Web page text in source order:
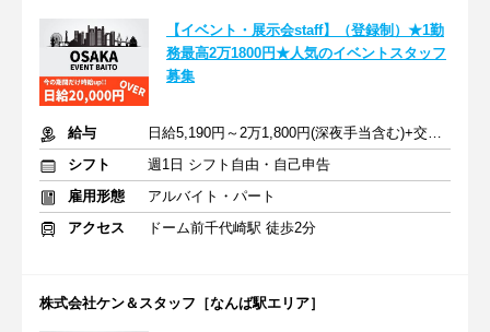
【イベント・展示会staff】（登録制）★1勤
務最高2万1800円★人気のイベントスタッフ
募集
給与
日給5,190円～2万1,800円(深夜手当含む)+交通費支給
シフト
週1日 シフト自由・自己申告
雇用形態
アルバイト・パート
アクセス
ドーム前千代崎駅 徒歩2分
株式会社ケン＆スタッフ［なんば駅エリア］